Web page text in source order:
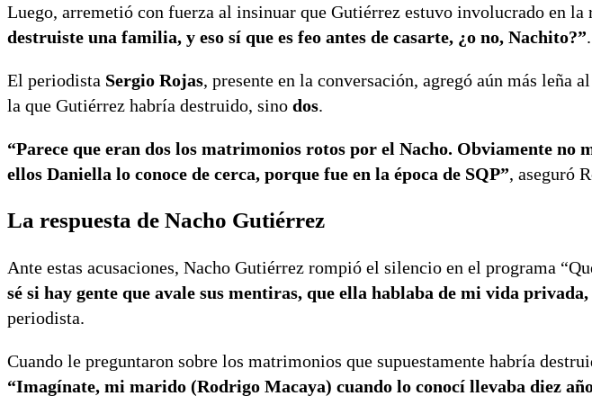
Luego, arremetió con fuerza al insinuar que Gutiérrez estuvo involucrado en
destruiste una familia, y eso sí que es feo antes de casarte, ¿o no, Nachito?”.
El periodista Sergio Rojas, presente en la conversación, agregó aún más leña
la que Gutiérrez habría destruido, sino dos.
“Parece que eran dos los matrimonios rotos por el Nacho. Obviamente no
ellos Daniella lo conoce de cerca, porque fue en la época de SQP”, aseguró
La respuesta de Nacho Gutiérrez
Ante estas acusaciones, Nacho Gutiérrez rompió el silencio en el programa
sé si hay gente que avale sus mentiras, que ella hablaba de mi vida
periodista.
Cuando le preguntaron sobre los matrimonios que supuestamente habría
“Imagínate, mi marido (Rodrigo Macaya) cuando lo conocí llevaba diez